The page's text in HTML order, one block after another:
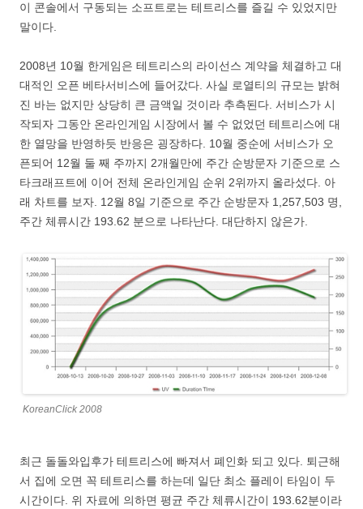
이 콘솔에서 구동되는 소프트로는 테트리스를 즐길 수 있었지만
말이다.
2008년 10월 한게임은 테트리스의 라이선스 계약을 체결하고 대
대적인 오픈 베타서비스에 들어갔다. 사실 로열티의 규모는 밝혀
진 바는 없지만 상당히 큰 금액일 것이라 추측된다. 서비스가 시
작되자 그동안 온라인게임 시장에서 볼 수 없었던 테트리스에 대
한 열망을 반영하듯 반응은 굉장하다. 10월 중순에 서비스가 오
픈되어 12월 둘 째 주까지 2개월만에 주간 순방문자 기준으로 스
타크래프트에 이어 전체 온라인게임 순위 2위까지 올라섰다. 아
래 차트를 보자. 12월 8일 기준으로 주간 순방문자 1,257,503 명,
주간 체류시간 193.62 분으로 나타난다. 대단하지 않은가.
KoreanClick 2008
최근 돌돌와입후가 테트리스에 빠져서 폐인화 되고 있다. 퇴근해
서 집에 오면 꼭 테트리스를 하는데 일단 최소 플레이 타임이 두
시간이다. 위 자료에 의하면 평균 주간 체류시간이 193.62분이라